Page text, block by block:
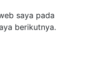
saya pada
berikutnya.